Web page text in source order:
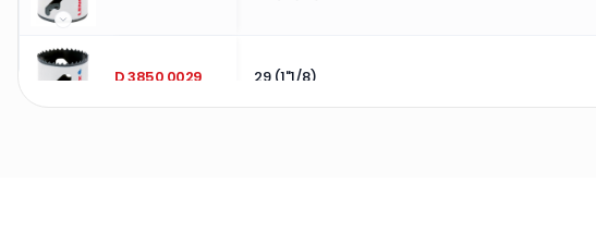
D 3850 0029 29 (1"1/8)